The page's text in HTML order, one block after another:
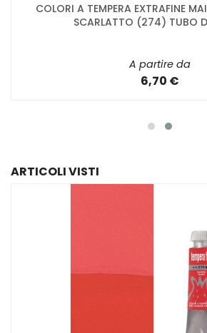
COLORI A TEMPERA EXTRAFINE
SCARLATTO (274) TUBO
A partire da
6,70 €
ARTICOLI VISTI